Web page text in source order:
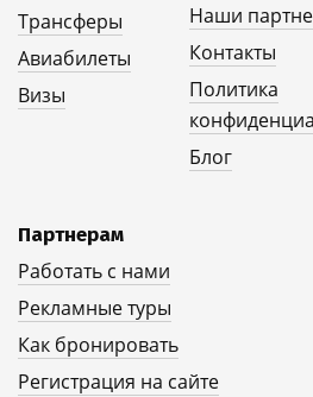
Трансферы
Авиабилеты
Визы
Наши
Контакты
Политика
Блог
Партнерам
Работать с нами
Рекламные туры
Как бронировать
Регистрация на сайте